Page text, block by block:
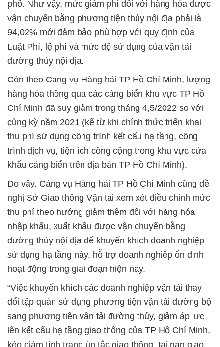
phố. Như vậy, mức giảm phí đối với hàng hóa được
vận chuyển bằng phương tiện thủy nội địa phải là
94,02% mới đảm bảo phù hợp với quy định của
Luật Phí, lệ phí và mức độ sử dụng của vận tải
đường thủy nội địa.
Còn theo Cảng vụ Hàng hải TP Hồ Chí Minh, lượng
hàng hóa thông qua các cảng biển khu vực TP Hồ
Chí Minh đã suy giảm trong tháng 4,5/2022 so với
cùng kỳ năm 2021 (kể từ khi chính thức triển khai
thu phí sử dụng công trình kết cấu hạ tầng, công
trình dịch vụ, tiện ích công cộng trong khu vực cửa
khẩu cảng biển trên địa bàn TP Hồ Chí Minh).
Do vậy, Cảng vụ Hàng hải TP Hồ Chí Minh cũng đề
nghị Sở Giao thông Vận tải xem xét điều chỉnh mức
thu phí theo hướng giảm thêm đối với hàng hóa
nhập khẩu, xuất khẩu được vận chuyển bằng
đường thủy nội địa để khuyến khích doanh nghiệp
sử dụng hạ tầng này, hỗ trợ doanh nghiệp ổn định
hoạt động trong giai đoạn hiện nay.
“Việc khuyến khích các doanh nghiệp vận tải thay
đổi tập quán sử dụng phương tiện vận tải đường bộ
sang phương tiện vận tải đường thủy, giảm áp lực
lên kết cấu hạ tầng giao thông của TP Hồ Chí Minh,
kéo giảm tình trạng ùn tắc giao thông, tai nạn giao